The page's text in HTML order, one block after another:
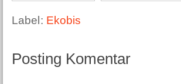
Label: Ekobis
Posting Komentar